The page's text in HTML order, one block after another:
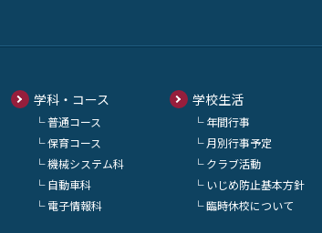
学科・コース
普通コース
保育コース
機械システム科
自動車科
電子情報科
学校生活
年間行事
月別行事予定
クラブ活動
いじめ防止基本方針
臨時休校について